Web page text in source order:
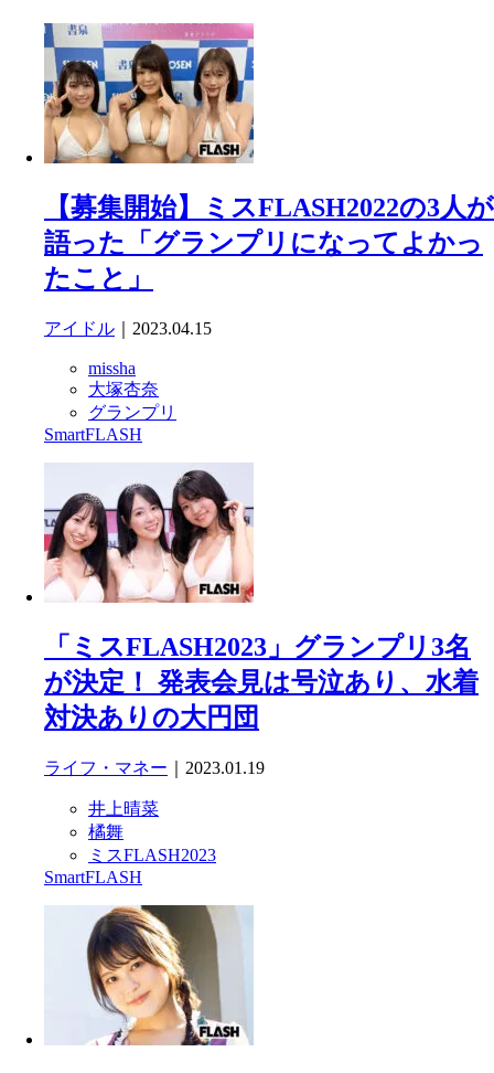
【募集開始】ミスFLASH2022の3人が
語った「グランプリになってよかっ
たこと」
アイドル ｜2023.04.15
missha
大塚杏奈
グランプリ
SmartFLASH
「ミスFLASH2023」グランプリ3名
が決定！ 発表会見は号泣あり、水着
対決ありの大円団
ライフ・マネー ｜2023.01.19
井上晴菜
橘舞
ミスFLASH2023
SmartFLASH